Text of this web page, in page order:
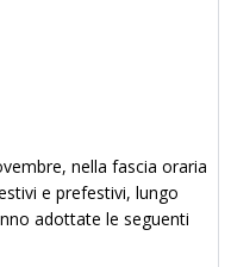
nella fascia oraria
e prefestivi, lungo
adottate le seguenti